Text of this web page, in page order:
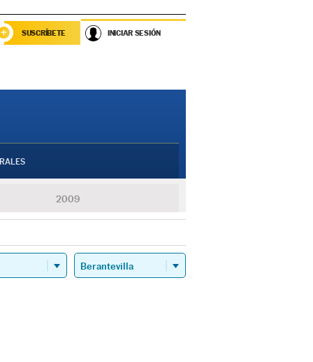
SUSCRÍBETE INICIAR SESIÓN
2009